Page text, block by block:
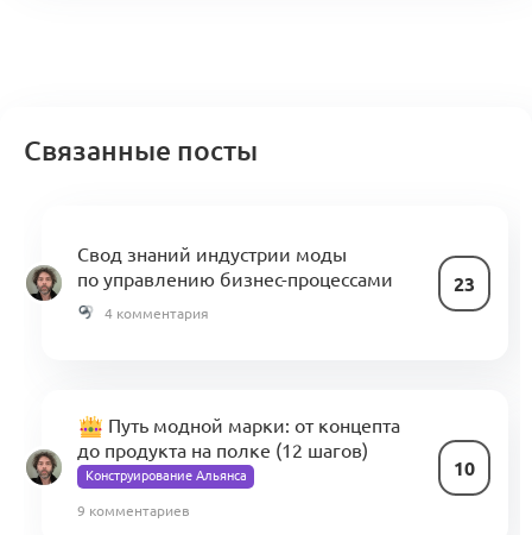
Связанные посты
Свод знаний индустрии моды
по управлению бизнес-процессами
23
4 комментария
Путь модной марки: от концепта
до продукта на полке (12 шагов)
Конструирование Альянса 10
9 комментариев